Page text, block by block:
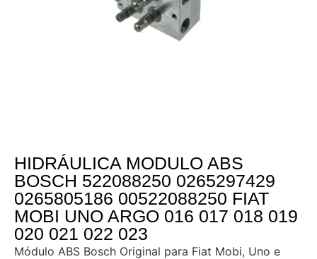
HIDRÁULICA MODULO ABS
BOSCH 522088250 0265297429
0265805186 00522088250 FIAT
MOBI UNO ARGO 016 017 018 019
020 021 022 023
Módulo ABS Bosch Original para Fiat Mobi, Uno e